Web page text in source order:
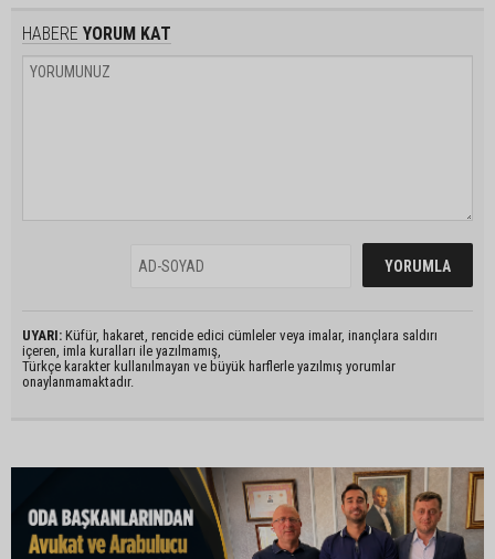
HABERE YORUM KAT
UYARI: Küfür, hakaret, rencide edici cümleler veya imalar, inançlara saldırı
içeren, imla kuralları ile yazılmamış,
Türkçe karakter kullanılmayan ve büyük harflerle yazılmış yorumlar
onaylanmamaktadır.